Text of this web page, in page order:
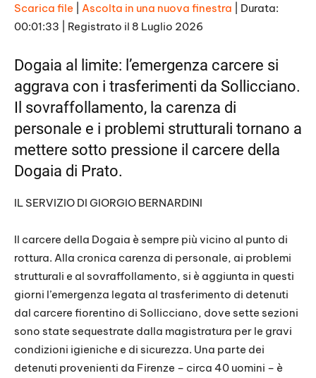
SHARE
EMBED
Scarica file Ascolta in una nuova finestra
Durata:
00:01:33
Registrato il 8 Luglio 2026
Dogaia al limite: l’emergenza carcere si
aggrava con i trasferimenti da Sollicciano.
Il sovraffollamento, la carenza di
personale e i problemi strutturali tornano a
mettere sotto pressione il carcere della
Dogaia di Prato.
IL SERVIZIO DI GIORGIO BERNARDINI
Il carcere della Dogaia è sempre più vicino al punto di
rottura. Alla cronica carenza di personale, ai problemi
strutturali e al sovraffollamento, si è aggiunta in questi
giorni l’emergenza legata al trasferimento di detenuti
dal carcere fiorentino di Sollicciano, dove sette sezioni
sono state sequestrate dalla magistratura per le gravi
condizioni igieniche e di sicurezza. Una parte dei
detenuti provenienti da Firenze – circa 40 uomini – è